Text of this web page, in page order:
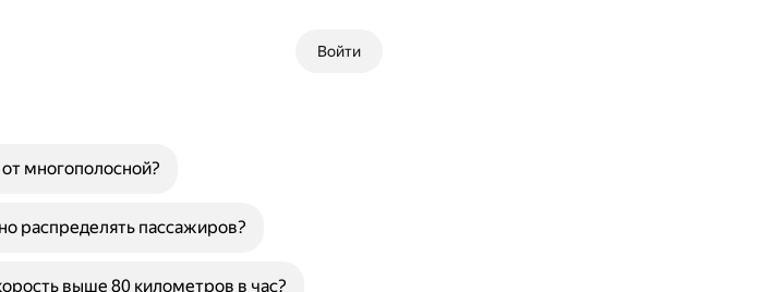
Войти
многополосной?
распределять пассажиров?
выше 80 километров в час?